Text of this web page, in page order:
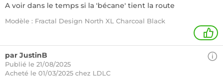
A voir dans le temps si la 'bécane' tient la route
Modèle : Fractal Design North XL Charcoal Black
1
par JustinB
Publié le 21/08/2025
Acheté le 01/03/2025 chez LDLC